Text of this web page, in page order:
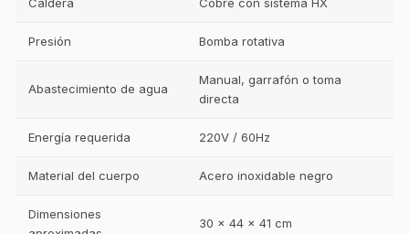
Presión Bomba rotativa
Abastecimiento de agua
Manual, garrafón o toma
directa
Energía requerida 220V / 60Hz
Material del cuerpo Acero inoxidable negro
Dimensiones
30 x 44 x 41 cm